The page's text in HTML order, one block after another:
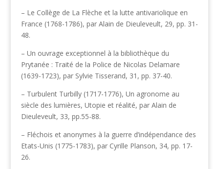
– Le Collège de La Flèche et la lutte antivariolique en
France (1768-1786), par Alain de Dieuleveult, 29, pp. 31-
48.
– Un ouvrage exceptionnel à la bibliothèque du
Prytanée : Traité de la Police de Nicolas Delamare
(1639-1723), par Sylvie Tisserand, 31, pp. 37-40.
– Turbulent Turbilly (1717-1776), Un agronome au
siècle des lumières, Utopie et réalité, par Alain de
Dieuleveult, 33, pp.55-88.
– Fléchois et anonymes à la guerre d’indépendance des
Etats-Unis (1775-1783), par Cyrille Planson, 34, pp. 17-
26.